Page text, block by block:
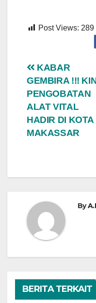
Post Views: 289
Navigasi
pos
KABAR
GEMBIRA !!!
PENGOBATAN
ALAT VITAL
HADIR DI KOTA
MAKASSAR
By
BERITA TERKAIT